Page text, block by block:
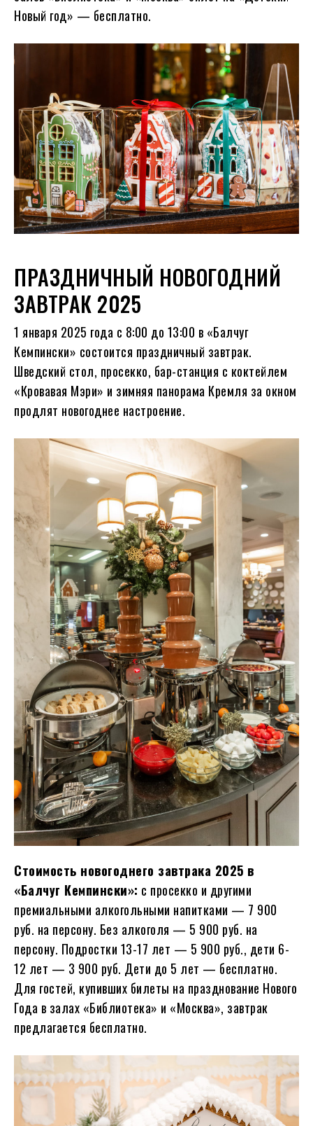
Новый год» — бесплатно.
ПРАЗДНИЧНЫЙ НОВОГОДНИЙ
ЗАВТРАК 2025
1 января 2025 года с 8:00 до 13:00 в «Балчуг
Кемпински» состоится праздничный завтрак.
Шведский стол, просекко, бар-станция с коктейлем
«Кровавая Мэри» и зимняя панорама Кремля за окном
продлят новогоднее настроение.
Стоимость новогоднего завтрака 2025 в
«Балчуг Кемпински»: с просекко и другими
премиальными алкогольными напитками — 7 900
руб. на персону. Без алкоголя — 5 900 руб. на
персону. Подростки 13-17 лет — 5 900 руб., дети 6-
12 лет — 3 900 руб. Дети до 5 лет — бесплатно.
Для гостей, купивших билеты на празднование Нового
Года в залах «Библиотека» и «Москва», завтрак
предлагается бесплатно.